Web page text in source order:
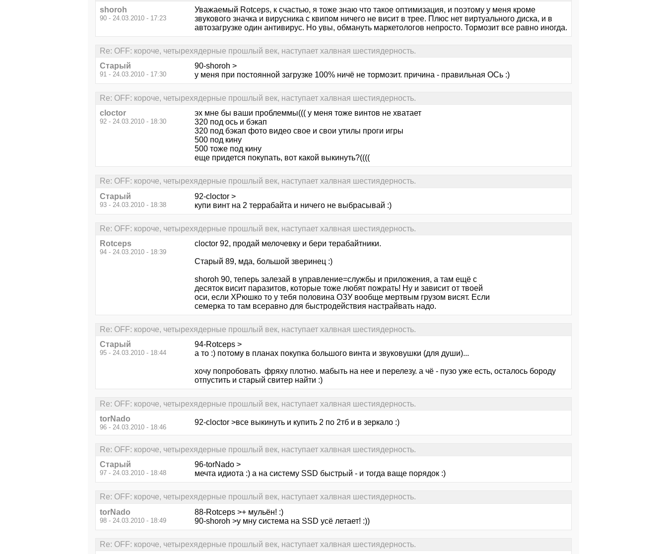
shoroh
90 - 24.03.2010 - 17:23
Уважаемый Rotceps, к счастью, я тоже знаю что такое оптимизация, и поэтому у меня кроме
звукового значка и вирусника с квипом ничего не висит в трее. Плюс нет виртуального диска, и в
автозагрузке один антивирус. Но увы, обмануть маркетологов непросто. Тормозит все равно иногда.
Re: OFF: короче, четырехядерные прошлый век, наступает халвная шестиядерность.
Старый
91 - 24.03.2010 - 17:30
90-shoroh >
у меня при постоянной загрузке 100% ничё не тормозит. причина - правильная ОСь :)
Re: OFF: короче, четырехядерные прошлый век, наступает халвная шестиядерность.
cloctor
92 - 24.03.2010 - 18:30
эх мне бы ваши проблеммы((( у меня тоже винтов не хватает
320 под ось и бэкап
320 под бэкап фото видео свое и свои утилы проги игры
500 под кину
500 тоже под кину
еще придется покупать, вот какой выкинуть?((((
Re: OFF: короче, четырехядерные прошлый век, наступает халвная шестиядерность.
Старый
93 - 24.03.2010 - 18:38
92-cloctor >
купи винт на 2 террабайта и ничего не выбрасывай :)
Re: OFF: короче, четырехядерные прошлый век, наступает халвная шестиядерность.
Rotceps
94 - 24.03.2010 - 18:39
cloctor 92, продай мелочевку и бери терабайтники.
Старый 89, мда, большой зверинец :)
shoroh 90, теперь залезай в управление=службы и приложения, а там ещё с
десяток висит паразитов, которые тоже любят пожрать! Ну и зависит от твоей
оси, если ХРюшко то у тебя половина ОЗУ вообще мертвым грузом висят. Если
семерка то там всеравно для быстродействия настрайвать надо.
Re: OFF: короче, четырехядерные прошлый век, наступает халвная шестиядерность.
Старый
95 - 24.03.2010 - 18:44
94-Rotceps >
а то :) потому в планах покупка большого винта и звуковушки (для души)...
хочу попробовать фряху плотно. мабыть на нее и перелезу. а чё - пузо уже есть, осталось бороду
отпустить и старый свитер найти :)
Re: OFF: короче, четырехядерные прошлый век, наступает халвная шестиядерность.
torNado
96 - 24.03.2010 - 18:46
92-cloctor >все выкинуть и купить 2 по 2тб и в зеркало :)
Re: OFF: короче, четырехядерные прошлый век, наступает халвная шестиядерность.
Старый
97 - 24.03.2010 - 18:48
96-torNado >
мечта идиота :) а на систему SSD быстрый - и тогда ваще порядок :)
Re: OFF: короче, четырехядерные прошлый век, наступает халвная шестиядерность.
torNado
98 - 24.03.2010 - 18:49
88-Rotceps >+ мульён! :)
90-shoroh >у мну система на SSD усё летает! :))
Re: OFF: короче, четырехядерные прошлый век, наступает халвная шестиядерность.